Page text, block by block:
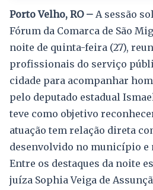
Porto Velho, RO – A sessão
Fórum da Comarca de São
noite de quinta-feira (27),
profissionais do serviço
cidade para acompanhar
pelo deputado estadual
teve como objetivo
atuação tem relação direta
desenvolvido no município e
Entre os destaques da noite
juíza Sophia Veiga de